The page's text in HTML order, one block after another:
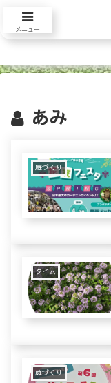
あみ
庭づくり
タイム
庭づくり
メニュー